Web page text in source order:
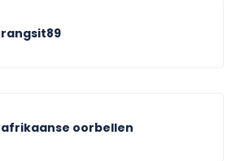
rangsit89
afrikaanse oorbellen